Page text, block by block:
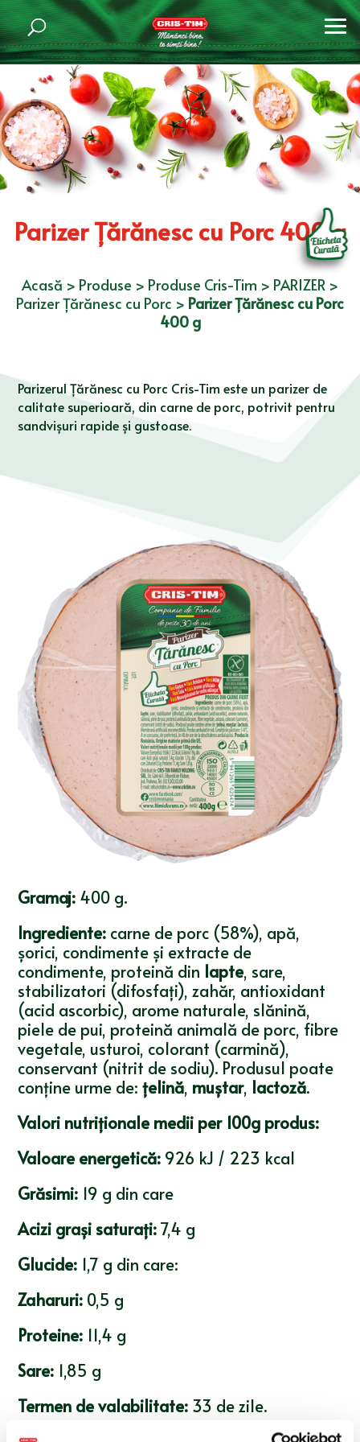
Parizer Țărănesc cu Porc 400 g
Acasă > Produse > Produse Cris-Tim > PARIZER >
Parizer Țărănesc cu Porc > Parizer Țărănesc cu Porc
400 g
Parizerul Țărănesc cu Porc Cris-Tim este un parizer de
calitate superioară, din carne de porc, potrivit pentru
sandvișuri rapide și gustoase.
Gramaj: 400 g.
Ingrediente: carne de porc (58%), apă,
șorici, condimente și extracte de
condimente, proteină din lapte, sare,
stabilizatori (difosfați), zahăr, antioxidant
(acid ascorbic), arome naturale, slănină,
piele de pui, proteină animală de porc, fibre
vegetale, usturoi, colorant (carmină),
conservant (nitrit de sodiu). Produsul poate
conține urme de:țelină, muștar, lactoză.
Valori nutriționale medii per 100g produs:
Valoare energetică: 926 kJ / 223 kcal
Grăsimi: 19 g din care
Acizi grași saturați:7,4 g
Glucide: 1,7 g din care:
Zaharuri: 0,5 g
Proteine: 11,4 g
Sare: 1,85 g
Termen de valabilitate: 33 de zile.